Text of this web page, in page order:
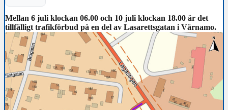
Mellan 6 juli klockan 06.00 och 10 juli klockan 18.00 är det
tillfälligt trafikförbud på en del av Lasarettsgatan i Värnamo.